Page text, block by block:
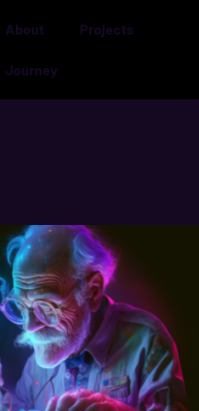
About Projects
Journey